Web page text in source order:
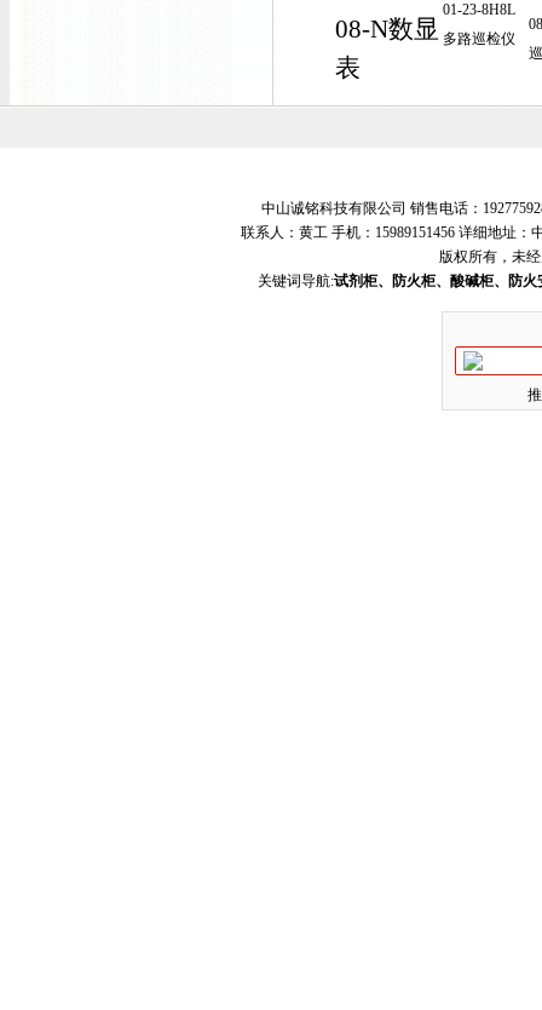
08-N数显
表
01-23-8H8L
多路巡检仪
中山诚铭科技有限公司 销售电话：
联系人：黄工 手机：15989151456 详细地址
版权所有，未
关键词导航:试剂柜、防火柜、酸碱柜、防